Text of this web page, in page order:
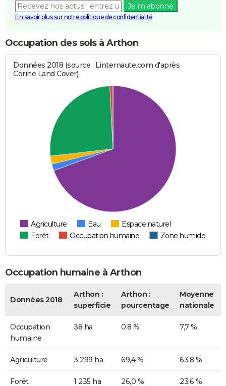
Je m'abonne
En savoir plus sur notre politique de confidentialité
Occupation des sols à Arthon
Données 2018 (source : Linternaute.com d'après
Corine Land Cover)
Agriculture Eau
Espace naturel
Forêt
Occupation humaine Zone humide
Occupation humaine à Arthon
Données 2018
Arthon :
superficie
Arthon :
pourcentage
Moyenne
nationale
Occupation
humaine
38 ha 0,8 % 7,7 %
Agriculture 3 299 ha 69,4 % 63,8 %
Forêt 1 235 ha 26,0 % 23,6 %